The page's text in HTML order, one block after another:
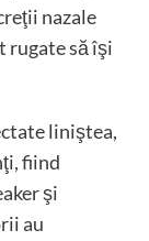
nazale
rugate să îşi
liniştea,
fiind
şi
au